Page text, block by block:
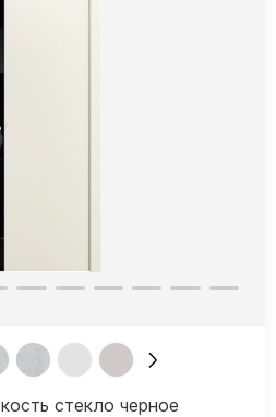
стекло черное